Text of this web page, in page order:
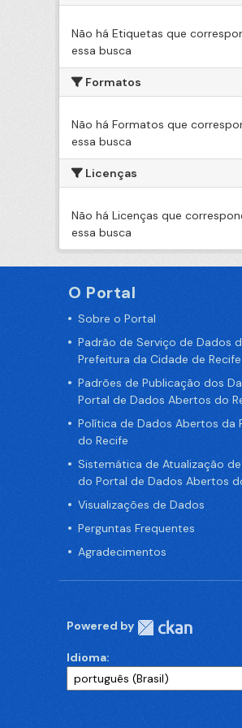
Não há Etiquetas que
essa busca
Formatos
Não há Formatos que
essa busca
Licenças
Não há Licenças que
essa busca
O Portal
Sobre o Portal
Padrão de Serviço de Dados
Prefeitura da Cidade de Recife
Padrões de Publicação dos
Portal de Dados Abertos do
Política de Dados Abertos da
do Recife
Sistemática de Atualização
do Portal de Dados Abertos
Visualizações de Dados
Perguntas Frequentes
Agradecimentos
Powered by
Idioma